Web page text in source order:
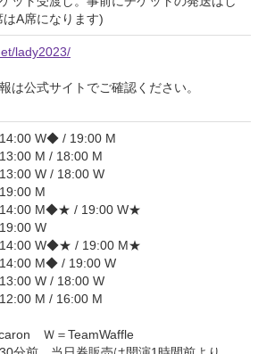
はA席になります)
lady2023/
は公式サイトでご確認ください。
W◆ / 19:00 M
M / 18:00 M
W / 18:00 W
M
M◆★ / 19:00 W★
W
W◆★ / 19:00 M★
M◆ / 19:00 W
W / 18:00 W
M / 16:00 M
Ｗ＝TeamWaffle